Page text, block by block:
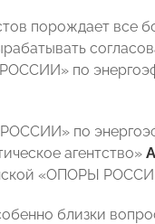
порождает все
по
по
агентство»
«ОПОРЫ
близки